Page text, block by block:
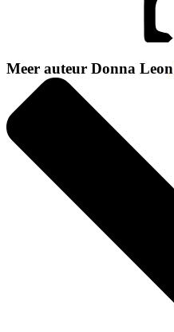
Meer auteur Donna Leon